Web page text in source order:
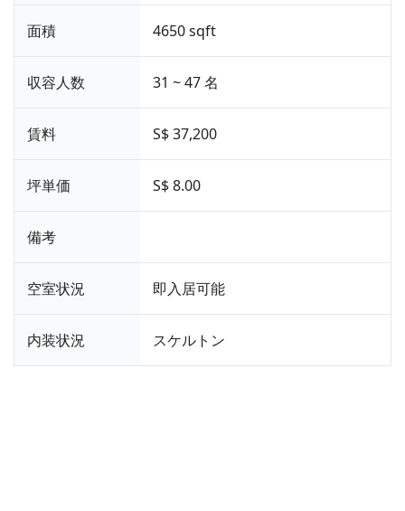
面積 4650 sqft
収容人数 31 ~ 47 名
賃料 S$ 37,200
坪単価 S$ 8.00
備考
空室状況 即入居可能
内装状況 スケルトン